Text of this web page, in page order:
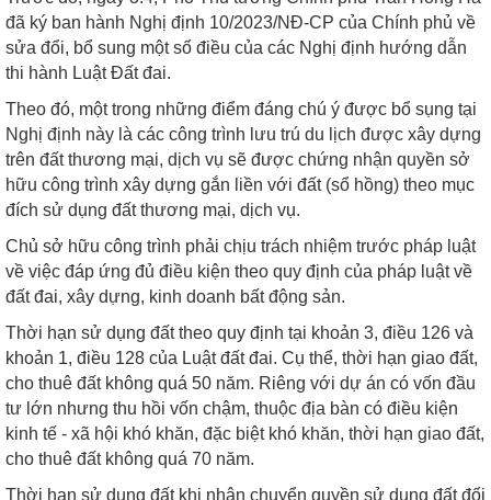
đã ký ban hành Nghị định 10/2023/NĐ-CP của Chính phủ về
sửa đổi, bổ sung một số điều của các Nghị định hướng dẫn
thi hành Luật Đất đai.
Theo đó, một trong những điểm đáng chú ý được bổ sụng tại
Nghị định này là các công trình lưu trú du lịch được xây dựng
trên đất thương mại, dịch vụ sẽ được chứng nhận quyền sở
hữu công trình xây dựng gắn liền với đất (sổ hồng) theo mục
đích sử dụng đất thương mại, dịch vụ.
Chủ sở hữu công trình phải chịu trách nhiệm trước pháp luật
về việc đáp ứng đủ điều kiện theo quy định của pháp luật về
đất đai, xây dựng, kinh doanh bất động sản.
Thời hạn sử dụng đất theo quy định tại khoản 3, điều 126 và
khoản 1, điều 128 của Luật đất đai. Cụ thể, thời hạn giao đất,
cho thuê đất không quá 50 năm. Riêng với dự án có vốn đầu
tư lớn nhưng thu hồi vốn chậm, thuộc địa bàn có điều kiện
kinh tế - xã hội khó khăn, đặc biệt khó khăn, thời hạn giao đất,
cho thuê đất không quá 70 năm.
Thời hạn sử dụng đất khi nhận chuyển quyền sử dụng đất đối